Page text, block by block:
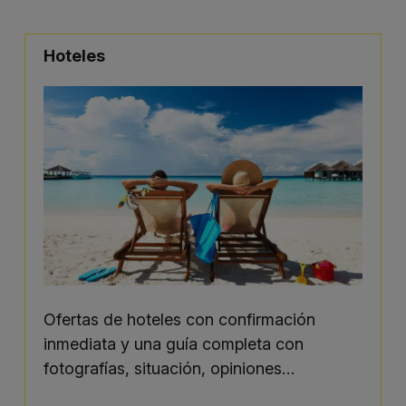
Hoteles
Ofertas de hoteles con confirmación
inmediata y una guía completa con
fotografías, situación, opiniones…